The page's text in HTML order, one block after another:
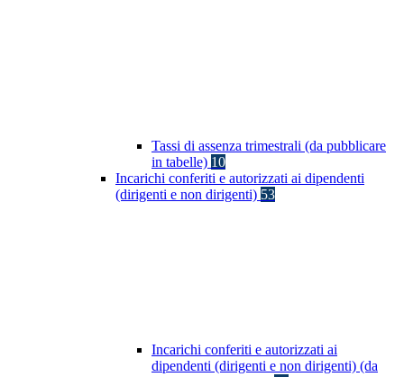
Tassi di assenza trimestrali (da pubblicare
in tabelle) 10
Incarichi conferiti e autorizzati ai dipendenti
(dirigenti e non dirigenti) 53
Incarichi conferiti e autorizzati ai
dipendenti (dirigenti e non dirigenti) (da